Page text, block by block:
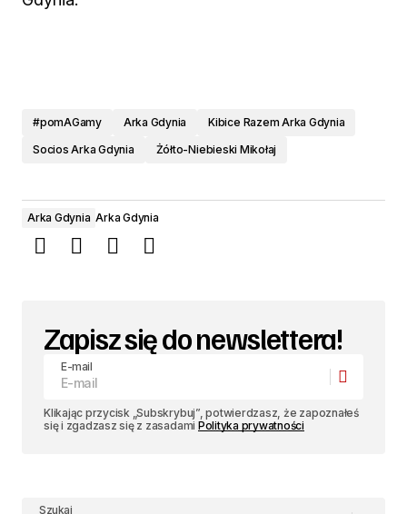
#pomAGamy Arka Gdynia
Kibice Razem Arka Gdynia
Socios Arka Gdynia
Żółto-Niebieski Mikołaj
Arka Gdynia Arka Gdynia
Zapisz się do newslettera!
E-mail
Klikając przycisk „Subskrybuj”, potwierdzasz, że zapoznałeś
się i zgadzasz się z zasadami Polityka prywatności
Szukaj